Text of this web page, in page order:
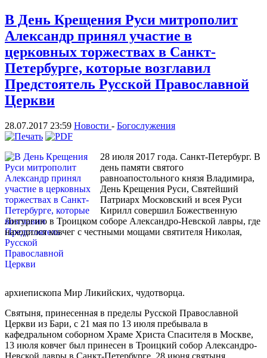
В День Крещения Руси митрополит
Александр принял участие в
церковных торжествах в Санкт-
Петербурге, которые возглавил
Предстоятель Русской Православной
Церкви
28.07.2017 23:59 Новости - Богослужения
28 июля 2017 года. Санкт-Петербург. В
день памяти святого
равноапостольного князя Владимира,
День Крещения Руси, Святейший
Патриарх Московский и всея Руси
Кирилл совершил Божественную
Литургию в Троицком соборе Александро-Невской лавры, где
находился ковчег с честными мощами святителя Николая,
архиепископа Мир Ликийских, чудотворца.
Святыня, принесенная в пределы Русской Православной
Церкви из Бари, с 21 мая по 13 июля пребывала в
кафедральном соборном Храме Христа Спасителя в Москве,
13 июля ковчег был принесен в Троицкий собор Александро-
Невской лавры в Санкт-Петербурге. 28 июня святыня